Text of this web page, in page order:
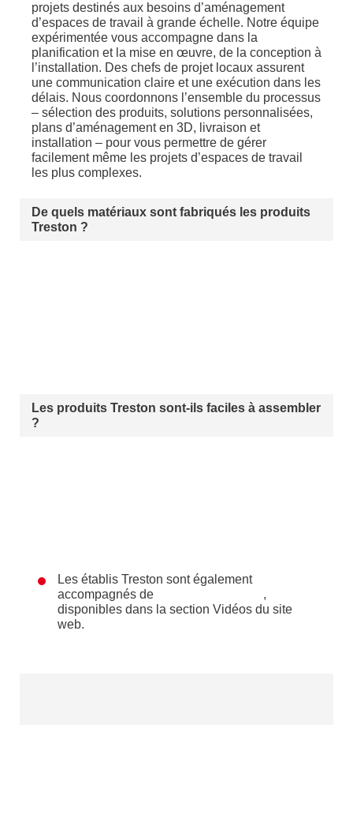
projets destinés aux besoins d’aménagement
d’espaces de travail à grande échelle. Notre équipe
expérimentée vous accompagne dans la
planification et la mise en œuvre, de la conception à
l’installation. Des chefs de projet locaux assurent
une communication claire et une exécution dans les
délais. Nous coordonnons l’ensemble du processus
– sélection des produits, solutions personnalisées,
plans d’aménagement en 3D, livraison et
installation – pour vous permettre de gérer
facilement même les projets d’espaces de travail
les plus complexes.
De quels matériaux sont fabriqués les produits
Treston ?
Les produits Treston sont-ils faciles à assembler
?
Les établis Treston sont également
accompagnés de
,
disponibles dans la section Vidéos du site
web.